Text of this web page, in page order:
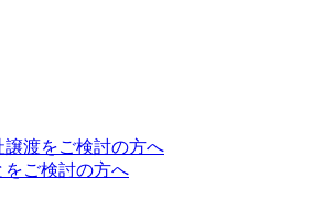
渡をご検討の方へ
ご検討の方へ